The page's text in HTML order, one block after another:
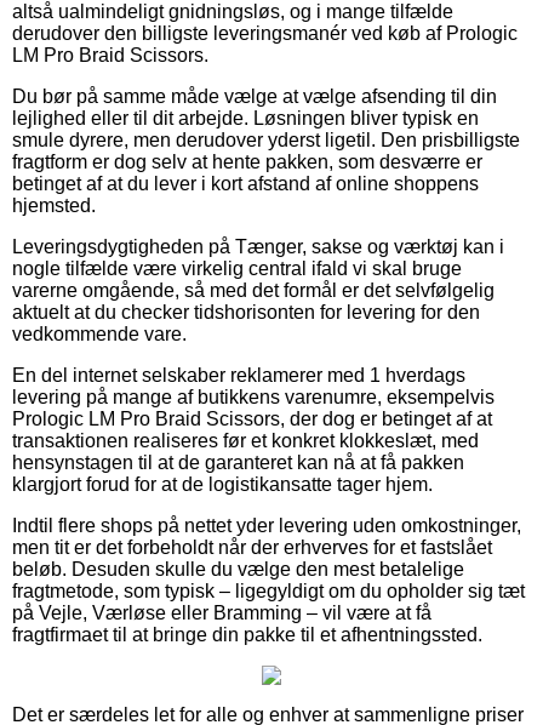
altså ualmindeligt gnidningsløs, og i mange tilfælde
derudover den billigste leveringsmanér ved køb af Prologic
LM Pro Braid Scissors.
Du bør på samme måde vælge at vælge afsending til din
lejlighed eller til dit arbejde. Løsningen bliver typisk en
smule dyrere, men derudover yderst ligetil. Den prisbilligste
fragtform er dog selv at hente pakken, som desværre er
betinget af at du lever i kort afstand af online shoppens
hjemsted.
Leveringsdygtigheden på Tænger, sakse og værktøj kan i
nogle tilfælde være virkelig central ifald vi skal bruge
varerne omgående, så med det formål er det selvfølgelig
aktuelt at du checker tidshorisonten for levering for den
vedkommende vare.
En del internet selskaber reklamerer med 1 hverdags
levering på mange af butikkens varenumre, eksempelvis
Prologic LM Pro Braid Scissors, der dog er betinget af at
transaktionen realiseres før et konkret klokkeslæt, med
hensynstagen til at de garanteret kan nå at få pakken
klargjort forud for at de logistikansatte tager hjem.
Indtil flere shops på nettet yder levering uden omkostninger,
men tit er det forbeholdt når der erhverves for et fastslået
beløb. Desuden skulle du vælge den mest betalelige
fragtmetode, som typisk – ligegyldigt om du opholder sig tæt
på Vejle, Værløse eller Bramming – vil være at få
fragtfirmaet til at bringe din pakke til et afhentningssted.
Det er særdeles let for alle og enhver at sammenligne priser